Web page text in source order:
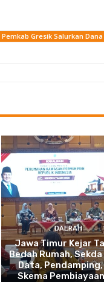
Pemkab Gresik Salurkan Dana
DAERAH
Jawa Timur Kejar
Bedah Rumah,
Data,
Skema